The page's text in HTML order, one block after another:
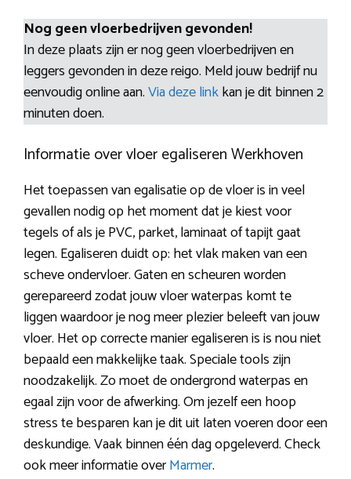
Nog geen vloerbedrijven gevonden!
In deze plaats zijn er nog geen vloerbedrijven en
leggers gevonden in deze reigo. Meld jouw bedrijf nu
eenvoudig online aan.Via deze linkkan je dit binnen 2
minuten doen.
Informatie over vloer egaliseren Werkhoven
Het toepassen van egalisatie op de vloer is in veel
gevallen nodig op het moment dat je kiest voor
tegels of als je PVC, parket, laminaat of tapijt gaat
legen. Egaliseren duidt op: het vlak maken van een
scheve ondervloer. Gaten en scheuren worden
gerepareerd zodat jouw vloer waterpas komt te
liggen waardoor je nog meer plezier beleeft van jouw
vloer. Het op correcte manier egaliseren is is nou niet
bepaald een makkelijke taak. Speciale tools zijn
noodzakelijk. Zo moet de ondergrond waterpas en
egaal zijn voor de afwerking. Om jezelf een hoop
stress te besparen kan je dit uit laten voeren door een
deskundige. Vaak binnen één dag opgeleverd. Check
ook meer informatie overMarmer.